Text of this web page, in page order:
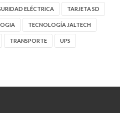
ELÉCTRICA TARJETA SD
TECNOLOGÍA JALTECH
TRANSPORTE UPS